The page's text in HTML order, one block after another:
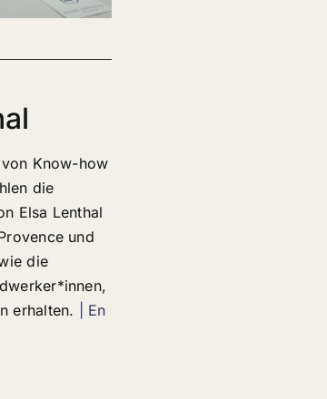
Know-how
die
Elsa Lenthal
und
die
erhalten.
| En